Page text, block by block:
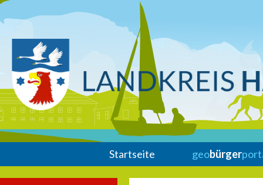
Startseite geobürger